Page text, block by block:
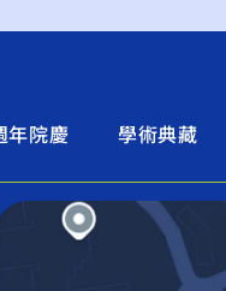
年院慶 學術典藏